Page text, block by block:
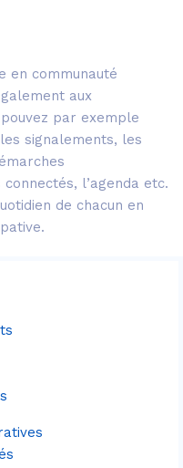
en communauté
aux
par exemple
signalements, les
l’agenda etc.
de chacun en